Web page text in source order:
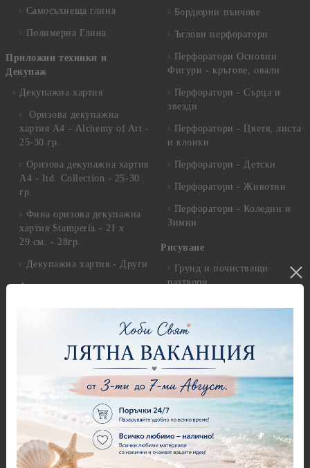
Самосъхнеща глина
Полимерна Глина
Приложни техники и
Декупаж
Декупажна хартия
Оризова декупажна
хартия А4 - Alchemy of Art -
25-30 гр.
Оризова декупажна хартия
А4 - Itd. Collection - 25-30
гр.
Фина оризова декупажна
хартия Stamperia - 21 х
29.см. - 28гр.
Декупажна хартия - Други
Антични пасти
Вакс пасти
Грунд, Основи, Релефни
Варак, Шлак метал, Фолио,
Лакове и защитни покрития
Лепила
Краклета и медиуми
Бордюрни пънчове
Ъглови перфоратори
Перфоратори Основни
Фигури - кръгове, овали
Перфоратори - Сърца и
звезди
Перфоратори - Цветя, листа
и клонки
Перфоратори - Детски
Перфоратори - Животни
Перфоратори - Коледни и
Зимни
Рисуване
Грунд и почистващи
разтвори
Стативи и поставки
Четки и инструменти
Моливи, акварелни
комплекти
Свещи
Салфетки
Салфетки - Великден